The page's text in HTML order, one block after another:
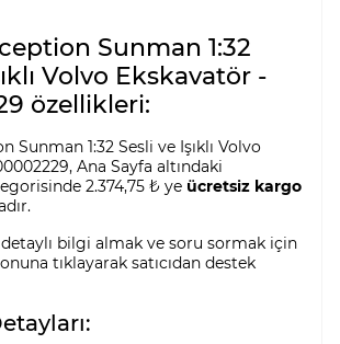
Sunman 1:32
Volvo Ekskavatör -
özellikleri:
Sunman 1:32 Sesli ve Işıklı Volvo
Ana Sayfa altındaki
2.374,75 ₺ ye ücretsiz kargo
detaylı bilgi almak ve soru sormak için
tıklayarak satıcıdan destek